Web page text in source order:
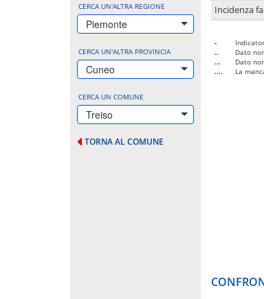
CERCA UN'ALTRA REGIONE
Piemonte
CERCA UN'ALTRA PROVINCIA
Cuneo
CERCA UN COMUNE
Treiso
TORNA AL COMUNE
Incidenza
-
..
Dato
...
Dato
....
La